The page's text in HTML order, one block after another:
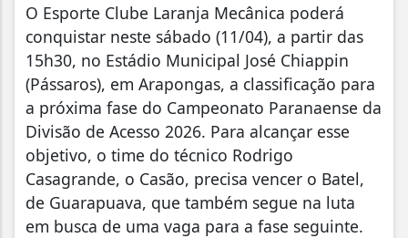
O Esporte Clube Laranja Mecânica poderá
conquistar neste sábado (11/04), a partir das
15h30, no Estádio Municipal José Chiappin
(Pássaros), em Arapongas, a classificação para
a próxima fase do Campeonato Paranaense da
Divisão de Acesso 2026. Para alcançar esse
objetivo, o time do técnico Rodrigo
Casagrande, o Casão, precisa vencer o Batel,
de Guarapuava, que também segue na luta
em busca de uma vaga para a fase seguinte.